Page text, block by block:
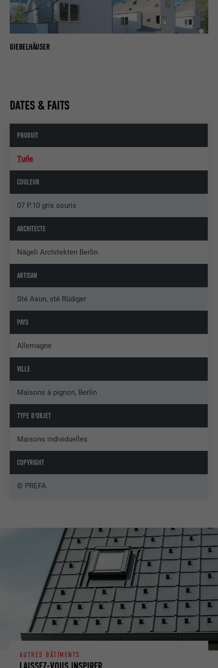
GIEBELHÄUSER
DATES & FAITS
PRODUIT
Tuile
COULEUR
07 P.10 gris souris
ARCHITECTE
Nägeli Architekten Berlin
ARTISAN
Sté Asun, sté Rüdiger
PAYS
Allemagne
VILLE
Maisons à pignon, Berlin
TYPE D'OBJET
Maisons individuelles
COPYRIGHT
© PREFA
AUTRES BÂTIMENTS